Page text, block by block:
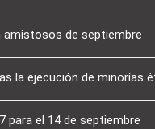
amistosos de septiembre
la ejecución de minorías
para el 14 de septiembre